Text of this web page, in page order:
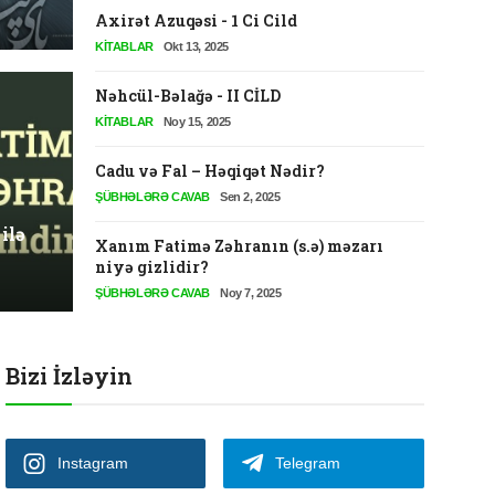
Vətən Şəhidləri - Fərqi
ilə
Axirət Azuqəsi - 1 Ci Cild
KITABLAR Okt 13, 2025
Nəhcül-Bəlağə - II CİLD
KITABLAR Noy 15, 2025
Cadu və Fal – Həqiqət Nədir?
ŞÜBHƏLƏRƏ CAVAB Sen 2, 2025
Xanım Fatimə Zəhranın (s.ə) məzarı
niyə gizlidir?
ŞÜBHƏLƏRƏ CAVAB Noy 7, 2025
XƏBƏRLƏR
Bizi İzləyin
Instagram Telegram